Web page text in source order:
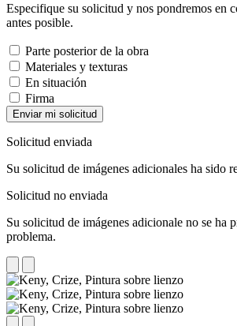
Especifique su solicitud y nos pondremos en
antes posible.
Parte posterior de la obra
Materiales y texturas
En situación
Firma
Enviar mi solicitud
Solicitud enviada
Su solicitud de imágenes adicionales ha sido
Solicitud no enviada
Su solicitud de imágenes adicionale no se ha
problema.